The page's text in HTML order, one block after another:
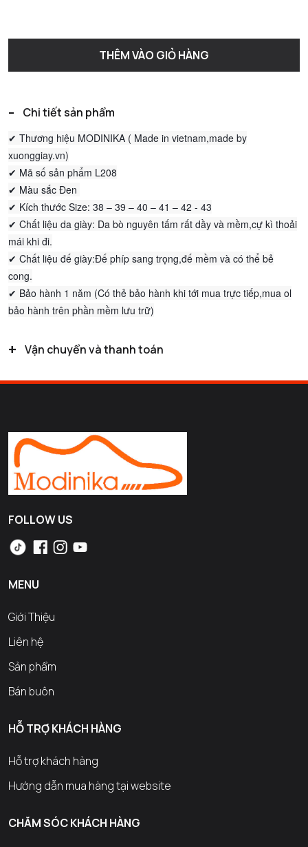
THÊM VÀO GIỎ HÀNG
- Chi tiết sản phẩm
✔ Thương hiệu MODINIKA ( Made in vietnam,made by
xuonggiay.vn)
✔ Mã số sản phẩm L208
✔ Màu sắc Đen
✔ Kích thước Size: 38 – 39 – 40 – 41 – 42 - 43
✔ Chất liệu da giày: Da bò nguyên tấm rất dầy và mềm,cự kì thoải
mái khi đi.
✔ Chất liệu đế giày:Đế phíp sang trọng,đế mềm và có thể bẻ
cong.
✔ Bảo hành 1 năm (Có thẻ bảo hành khi tới mua trực tiếp,mua ol
bảo hành trên phần mềm lưu trữ)
+ Vận chuyển và thanh toán
FOLLOW US
MENU
Giới Thiệu
Liên hệ
Sản phẩm
Bán buôn
HỖ TRỢ KHÁCH HÀNG
Hỗ trợ khách hàng
Hướng dẫn mua hàng tại website
CHĂM SÓC KHÁCH HÀNG